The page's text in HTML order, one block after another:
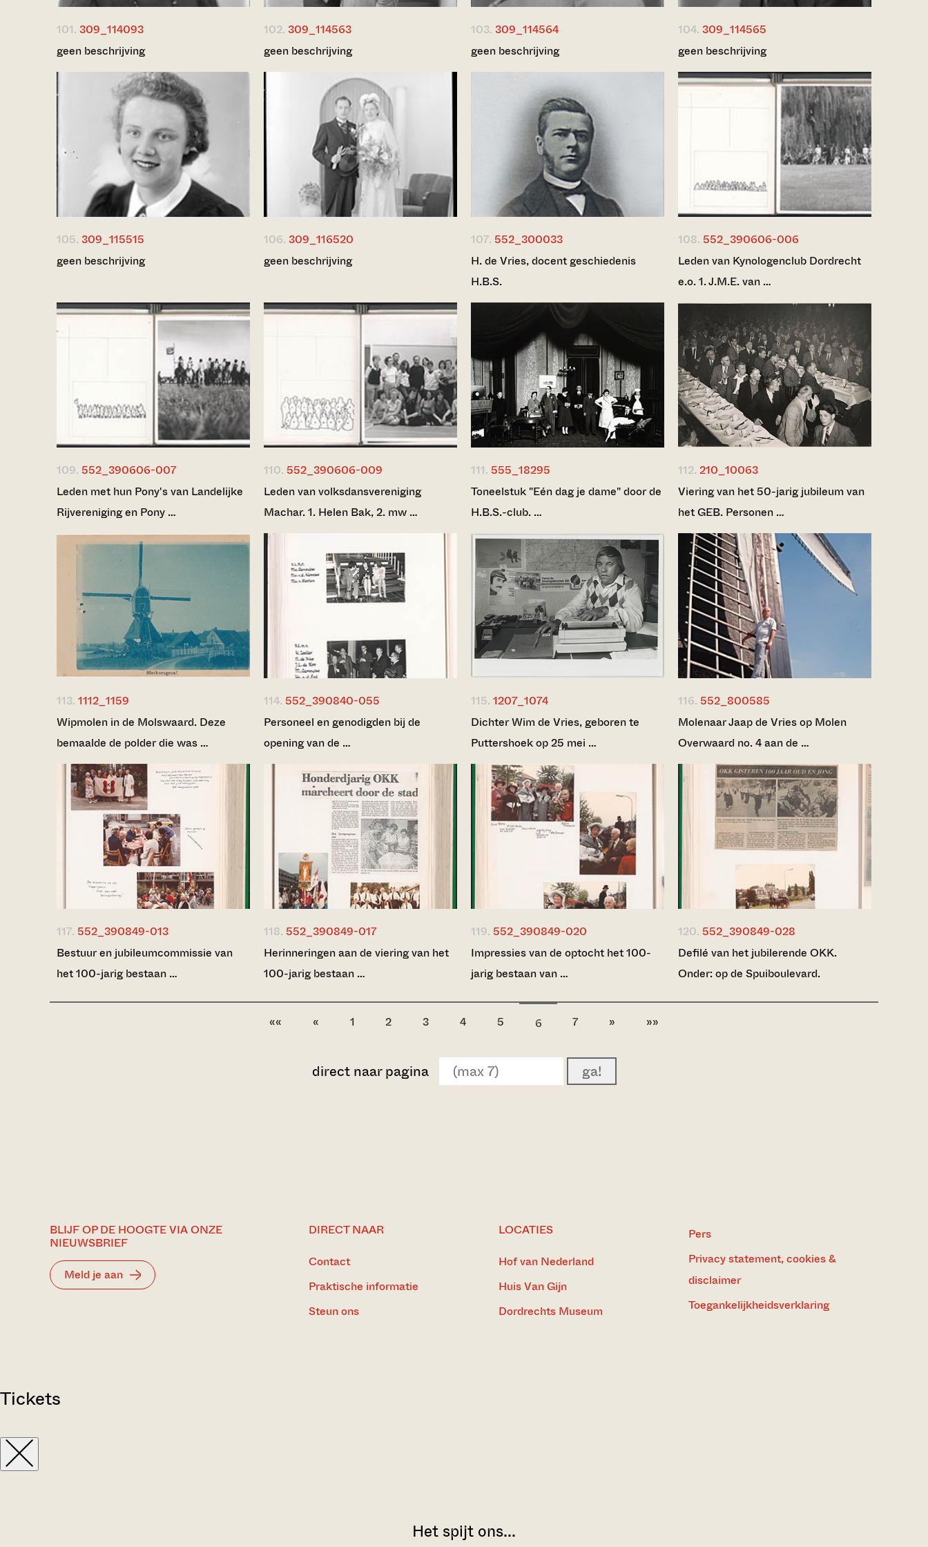
101. 309_114093
geen beschrijving
102. 309_114563
geen beschrijving
103. 309_114564
geen beschrijving
104. 309_114565
geen beschrijving
105. 309_115515
geen beschrijving
106. 309_116520
geen beschrijving
107. 552_300033
H. de Vries, docent geschiedenis
H.B.S.
108. 552_390606-006
Leden van Kynologenclub Dordrecht
e.o. 1. J.M.E. van …
109. 552_390606-007
Leden met hun Pony's van Landelijke
Rijvereniging en Pony …
110. 552_390606-009
Leden van volksdansvereniging
Machar. 1. Helen Bak, 2. mw …
111. 555_18295
Toneelstuk "Eén dag je dame" door de
H.B.S.-club. …
112. 210_10063
Viering van het 50-jarig jubileum van
het GEB. Personen …
113. 1112_1159
Wipmolen in de Molswaard. Deze
bemaalde de polder die was …
114. 552_390840-055
Personeel en genodigden bij de
opening van de …
115. 1207_1074
Dichter Wim de Vries, geboren te
Puttershoek op 25 mei …
116. 552_800585
Molenaar Jaap de Vries op Molen
Overwaard no. 4 aan de …
117. 552_390849-013
Bestuur en jubileumcommissie van
het 100-jarig bestaan …
118. 552_390849-017
Herinneringen aan de viering van het
100-jarig bestaan …
119. 552_390849-020
Impressies van de optocht het 100-
jarig bestaan van …
120. 552_390849-028
Defilé van het jubilerende OKK.
Onder: op de Spuiboulevard.
«« « 1 2 3 4 5 6 7 » »»
direct naar pagina ga!
BLIJF OP DE HOOGTE VIA ONZE
NIEUWSBRIEF
Meld je aan
DIRECT NAAR
Contact
Praktische informatie
Steun ons
LOCATIES
Hof van Nederland
Huis Van Gijn
Dordrechts Museum
Pers
Privacy statement, cookies &
disclaimer
Toegankelijkheidsverklaring
Tickets